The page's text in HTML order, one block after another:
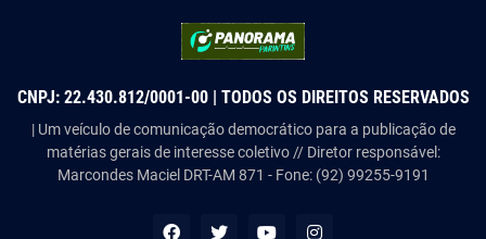
CNPJ: 22.430.812/0001-00 | TODOS OS DIREITOS RESERVADOS
| Um veículo de comunicação democrático para a publicação de
matérias gerais de interesse coletivo // Diretor responsável:
Marcondes Maciel DRT-AM 871 - Fone: (92) 99255-9191